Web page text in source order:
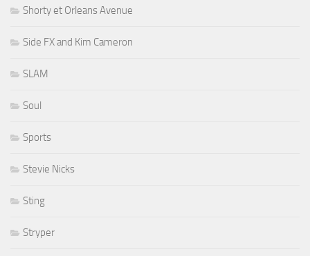
Shorty et Orleans Avenue
Side FX and Kim Cameron
SLAM
Soul
Sports
Stevie Nicks
Sting
Stryper